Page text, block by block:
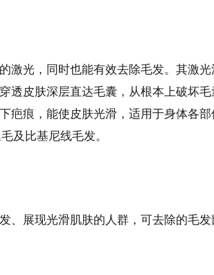
激光，同时也能有效去除毛发。其激
皮肤深层直达毛囊，从根本上破坏毛
疤痕，能使皮肤光滑，适用于身体各
及比基尼线毛发。
、展现光滑肌肤的人群，可去除的毛